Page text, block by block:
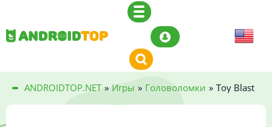
ANDROIDTOP.NET » Игры » Головоломки » Toy Blast